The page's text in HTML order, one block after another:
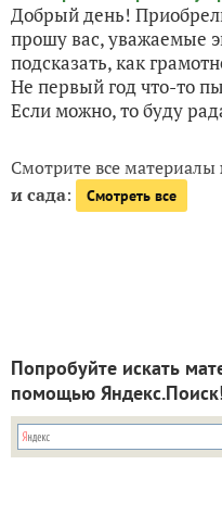
Добрый день!
прошу вас, уважаемые
подсказать, как
Не первый год что-то
Если можно, то буду
Смотрите все материалы
и сада: Смотреть все
Попробуйте искать
помощью